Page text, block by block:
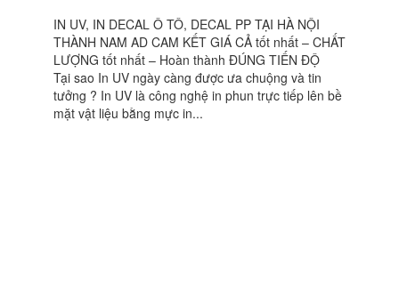
IN UV, IN DECAL Ô TÔ, DECAL PP TẠI HÀ NỘI
THÀNH NAM AD CAM KẾT GIÁ CẢ tốt nhất – CHẤT
LƯỢNG tốt nhất – Hoàn thành ĐÚNG TIẾN ĐỘ
Tại sao In UV ngày càng được ưa chuộng và tin
tưởng ? In UV là công nghệ in phun trực tiếp lên bề
mặt vật liệu bằng mực in...